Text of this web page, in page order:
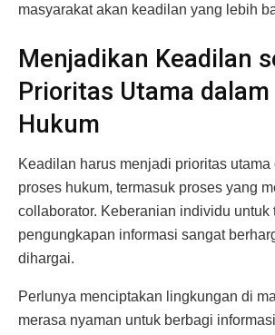
masyarakat akan keadilan yang lebih
Menjadikan Keadilan
Prioritas Utama dalam
Hukum
Keadilan harus menjadi prioritas utama
proses hukum, termasuk proses yang
collaborator. Keberanian individu untuk
pengungkapan informasi sangat
dihargai.
Perlunya menciptakan lingkungan di
merasa nyaman untuk berbagi